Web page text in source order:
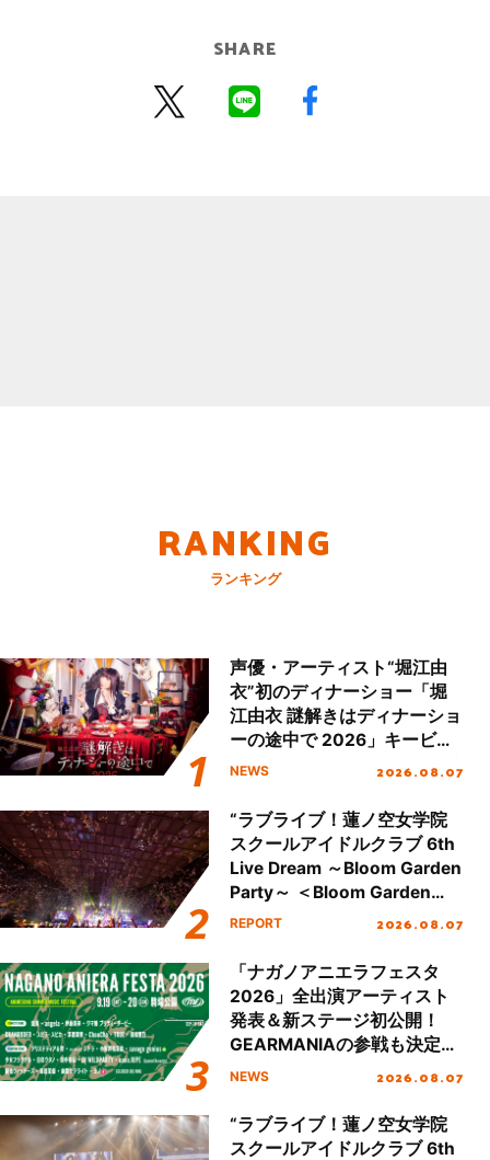
SHARE
RANKING
ランキング
声優・アーティスト“堀江由
衣”初のディナーショー「堀
江由衣 謎解きはディナーショ
ーの途中で 2026」キービジ
ュアル＆グッズラインナップ
NEWS 2026.08.07
“ラブライブ！蓮ノ空女学院
スクールアイドルクラブ 6th
Live Dream ～Bloom Garden
Party～ ＜Bloom Garden
Party Stage／埼玉公演＞”
REPORT 2026.08.07
「ナガノアニエラフェスタ
2026」全出演アーティスト
発表＆新ステージ初公開！
GEARMANIAの参戦も決定
し、初となる第3ステージの
NEWS 2026.08.07
“ラブライブ！蓮ノ空女学院
スクールアイドルクラブ 6th